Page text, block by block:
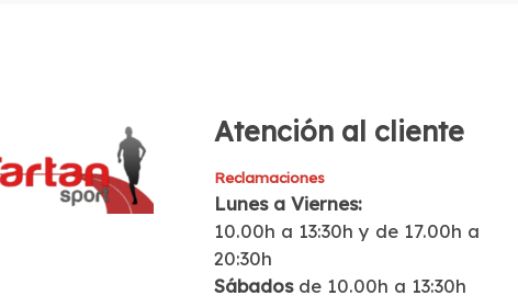
Atención al cliente
Reclamaciones
Lunes a Viernes:
10.00h a 13:30h y de 17.00h a
20:30h
Sábados de 10.00h a 13:30h